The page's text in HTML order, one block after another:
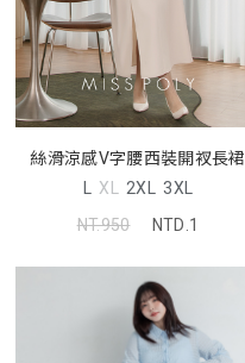
絲滑涼感V字腰西裝開衩長裙
MISS
L XL 2XL 3XL
NT.950
NTD.1